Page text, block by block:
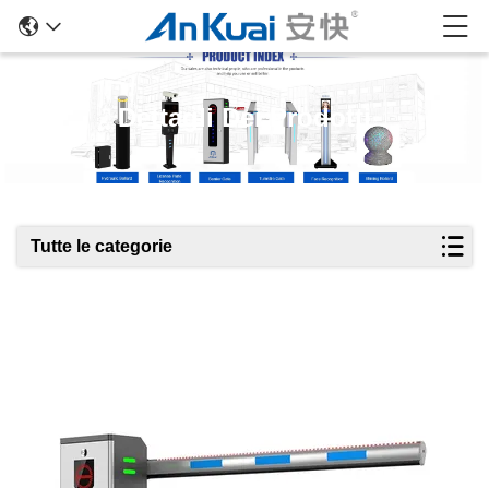
Dettagli Dei Prodotti
Tutte le categorie